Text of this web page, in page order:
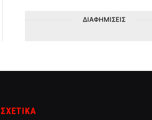
ΔΙΑΦΗΜΙΣΕΙΣ
ΣΧΕΤΙΚΑ